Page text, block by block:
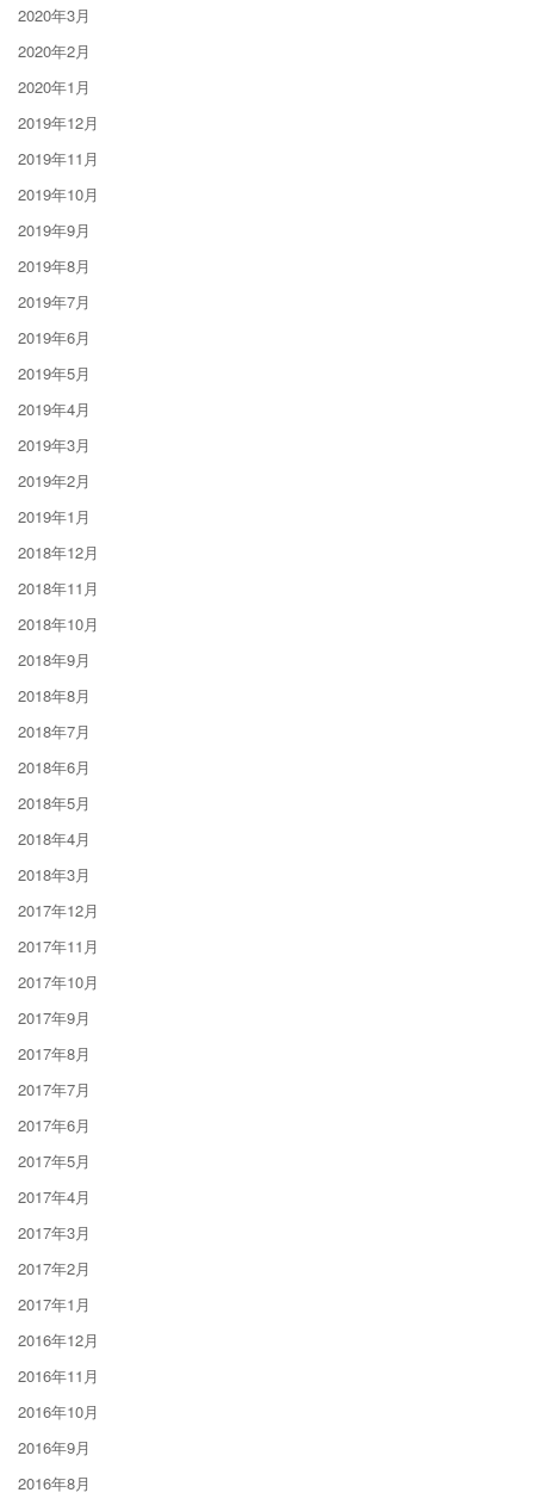
2020年3月
2020年2月
2020年1月
2019年12月
2019年11月
2019年10月
2019年9月
2019年8月
2019年7月
2019年6月
2019年5月
2019年4月
2019年3月
2019年2月
2019年1月
2018年12月
2018年11月
2018年10月
2018年9月
2018年8月
2018年7月
2018年6月
2018年5月
2018年4月
2018年3月
2017年12月
2017年11月
2017年10月
2017年9月
2017年8月
2017年7月
2017年6月
2017年5月
2017年4月
2017年3月
2017年2月
2017年1月
2016年12月
2016年11月
2016年10月
2016年9月
2016年8月